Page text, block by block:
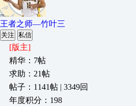
王者之师—竹叶三
关注 私信
[版主]
精华：7帖
求助：21帖
帖子：1141帖 | 3349回
年度积分：198